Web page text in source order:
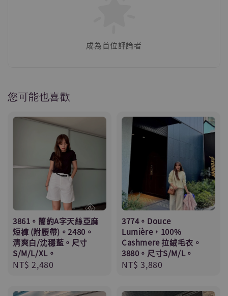
成為首位評論者
您可能也喜歡
3861。簡約A字天絲亞麻
短褲 (附腰帶)。2480。
清爽白/沈穩藍。尺寸
S/M/L/XL。
Regular
NT$ 2,480
3774。Douce
Lumière，100%
Cashmere 拉絨毛衣。
3880。尺寸S/M/L。
Regular
NT$ 3,880